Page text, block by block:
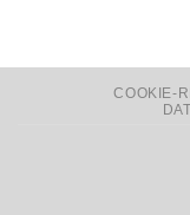
COOKIE-